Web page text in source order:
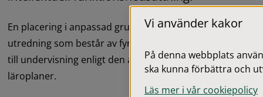
En placering i anpassad grundskola och anpassad
utredning som består av fyra delar. Utredningarna ska
till undervisning enligt den anpassade grundskolans och
läroplaner.
Vi använder kakor
På denna webbplats
ska kunna förbättra och
Läs mer i vår cookiepolicy